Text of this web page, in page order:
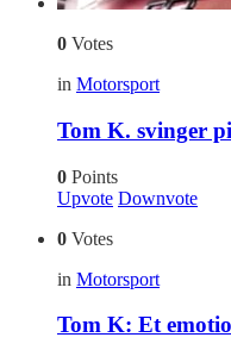
0 Votes
in Motorsport
Tom K. svinger
0 Points
Upvote Downvote
0 Votes
in Motorsport
Tom K: Et